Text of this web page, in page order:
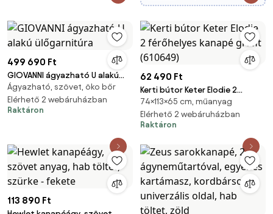
499 690 Ft
GIOVANNI ágyazható U alakú
ülőgarnitúra
Ágyazható, szövet, öko bőr
Elérhető 2 webáruházban
Raktáron
62 490 Ft
Kerti bútor Keter Elodie 2
férőhelyes kanapé grafit
(610649)
74×113×65 cm, műanyag
Elérhető 2 webáruházban
Raktáron
113 890 Ft